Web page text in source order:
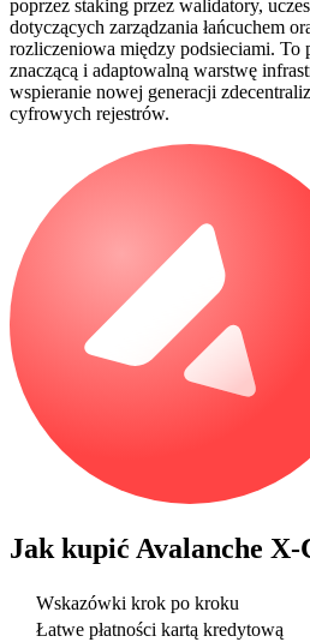
poprzez staking przez walidatory,
dotyczących zarządzania łańcuchem
rozliczeniowa między podsieciami. To
znaczącą i adaptowalną warstwę
wspieranie nowej generacji
cyfrowych rejestrów.
Jak kupić Avalanche
Wskazówki krok po kroku
Łatwe płatności kartą kredytową